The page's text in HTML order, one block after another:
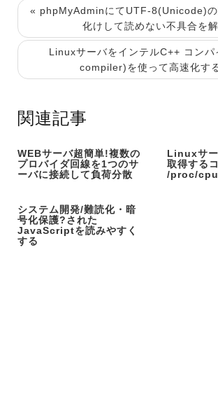
« phpMyAdminにてUTF-8(Unicode)の
化けして読めない不具合を
LinuxサーバをインテルC++ コン
compiler)を使って高速化す
関連記事
WEBサーバ超簡単!複数の
プロバイダ回線を1つのサ
ーバに接続して負荷分散
Linuxサ
取得する
/proc/
システム開発/難読化・暗
号化保護?された
JavaScriptを読みやすく
する